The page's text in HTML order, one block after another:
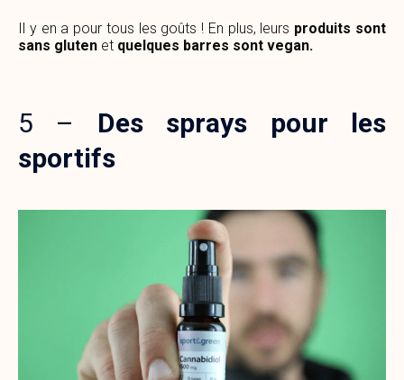
Il y en a pour tous les goûts ! En plus, leurs produits sont
sans gluten et quelques barres sont vegan.
5 – Des sprays pour les
sportifs